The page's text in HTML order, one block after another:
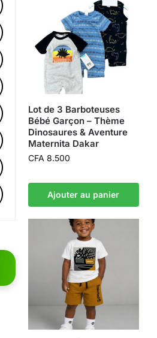
Lot de 3 Barboteuses
Bébé Garçon – Thème
Dinosaures & Aventure
Maternita Dakar
CFA 8.500
Ajouter au panier